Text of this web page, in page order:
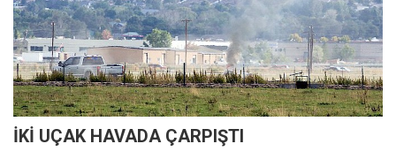
İKİ UÇAK HAVADA ÇARPIŞTI